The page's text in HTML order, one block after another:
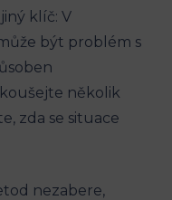
klíč: V
být problém s
několik
zda se situace
nezabere,